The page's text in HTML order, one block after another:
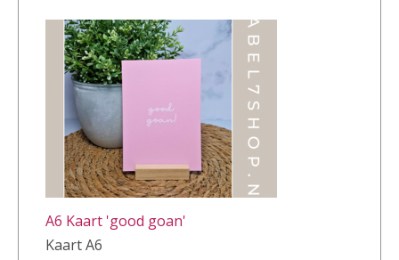
A6 Kaart 'good goan'
Kaart A6